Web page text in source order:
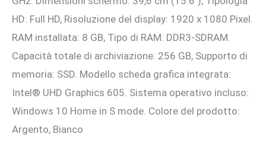
HD: Full HD, Risoluzione del display: 1920 x 1080 Pixel.
RAM installata: 8 GB, Tipo di RAM: DDR3-SDRAM.
Capacità totale di archiviazione: 256 GB, Supporto di
memoria: SSD. Modello scheda grafica integrata:
Intel® UHD Graphics 605. Sistema operativo incluso:
Windows 10 Home in S mode. Colore del prodotto:
Argento, Bianco